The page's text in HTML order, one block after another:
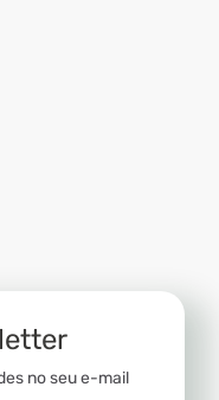
no seu e-mail